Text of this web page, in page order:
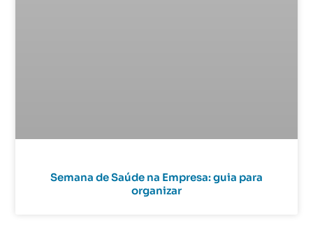
Semana de Saúde na Empresa: guia para
organizar